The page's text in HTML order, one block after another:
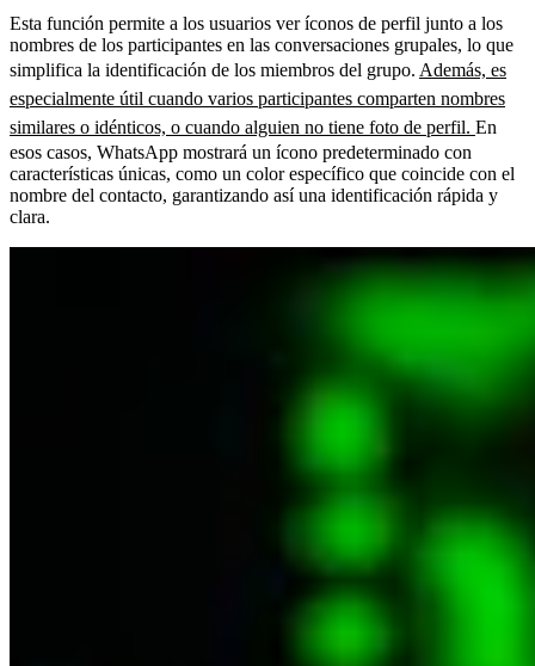
Esta función permite a los usuarios ver íconos de perfil junto a los
nombres de los participantes en las conversaciones grupales, lo que
simplifica la identificación de los miembros del grupo. Además, es
especialmente útil cuando varios participantes comparten nombres
similares o idénticos, o cuando alguien no tiene foto de perfil. En
esos casos, WhatsApp mostrará un ícono predeterminado con
características únicas, como un color específico que coincide con el
nombre del contacto, garantizando así una identificación rápida y
clara.